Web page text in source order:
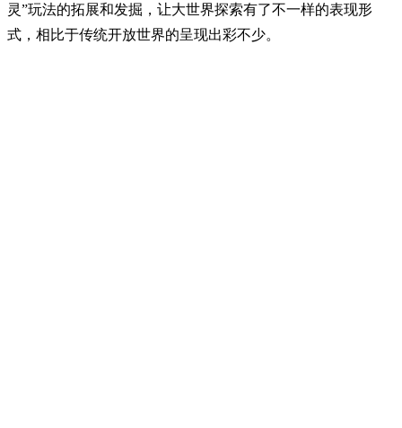
灵”玩法的拓展和发掘，让大世界探索有了不一样的表现形
式，相比于传统开放世界的呈现出彩不少。